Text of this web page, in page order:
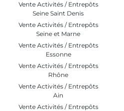
Vente Activités / Entrepôts
Seine Saint Denis
Vente Activités / Entrepôts
Seine et Marne
Vente Activités / Entrepôts
Essonne
Vente Activités / Entrepôts
Rhône
Vente Activités / Entrepôts
Ain
Vente Activités / Entrepôts